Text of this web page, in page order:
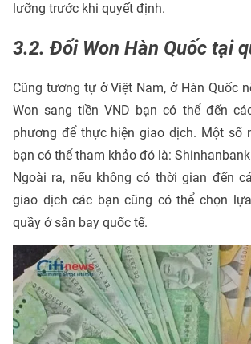
lưỡng trước khi quyết định.
3.2. Đổi Won Hàn Quốc tại
Cũng tương tự ở Việt Nam, ở Hàn Quốc
Won sang tiền VND bạn có thể đến
phương để thực hiện giao dịch. Một số
bạn có thể tham khảo đó là:
Ngoài ra, nếu không có thời gian đến
giao dịch các bạn cũng có thể chọn
quầy ở sân bay quốc tế.